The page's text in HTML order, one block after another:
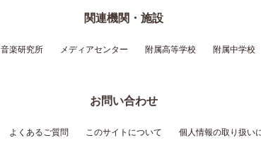
関連機関・施設
音楽研究所 メディアセンター 附属高等学校 附属中学校
お問い合わせ
よくあるご質問 このサイトについて 個人情報の取り扱い